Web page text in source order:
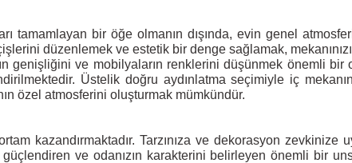
tamamlayan bir öğe olmanın dışında, evin genel
düzenlemek ve estetik bir denge sağlamak,
ve mobilyaların renklerini düşünmek önemli bir
Üstelik doğru aydınlatma seçimiyle iç
özel atmosferini oluşturmak mümkündür.
kazandırmaktadır. Tarzınıza ve dekorasyon zevkinize
güçlendiren ve odanızın karakterini belirleyen önemli bir